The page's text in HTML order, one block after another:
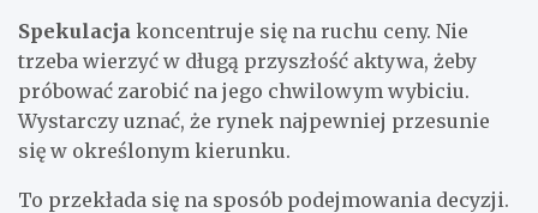
Spekulacja koncentruje się na ruchu ceny. Nie
trzeba wierzyć w długą przyszłość aktywa, żeby
próbować zarobić na jego chwilowym wybiciu.
Wystarczy uznać, że rynek najpewniej przesunie
się w określonym kierunku.
To przekłada się na sposób podejmowania decyzji.